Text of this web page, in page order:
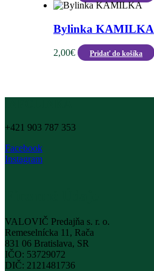
Bylinka KAMILKA
2,00€ Pridať do košíka
+421 903 787 353
Facebook
Instagram
VALOVIČ Predajňa s. r. o.
Remeselnícka 11, Rača
831 06 Bratislava, SR
IČO: 53729072
DIČ: 2121481736